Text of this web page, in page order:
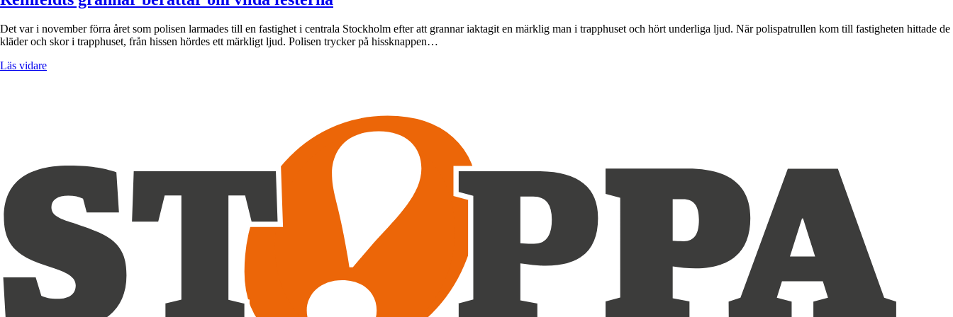
Det var i november förra året som polisen larmades till en fastighet i centrala Stockholm efter att grannar iaktagit en märklig man i trapphuset och hört underliga ljud. När polispatrullen kom till fastigheten hittade de
kläder och skor i trapphuset, från hissen hördes ett märkligt ljud. Polisen trycker på hissknappen…
Läs vidare